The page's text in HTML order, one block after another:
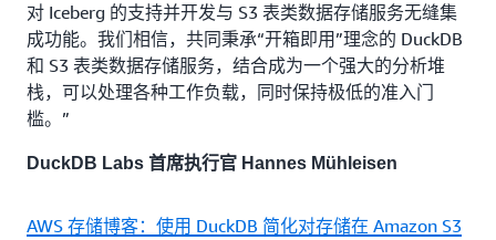
对 Iceberg 的支持并开发与 S3 表类数据存储服务无缝集
成功能。我们相信，共同秉承“开箱即用”理念的 DuckDB
和 S3 表类数据存储服务，结合成为一个强大的分析堆
栈，可以处理各种工作负载，同时保持极低的准入门
槛。”
DuckDB Labs 首席执行官 Hannes Mühleisen
AWS 存储博客：使用 DuckDB 简化对存储在 Amazon S3